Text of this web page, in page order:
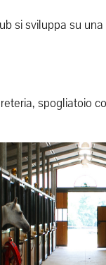
si sviluppa su
spogliatoio